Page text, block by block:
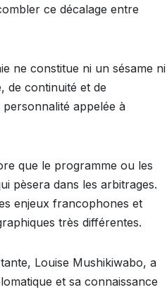
ce décalage entre
ne constitue ni un sésame ni
de continuité et de
appelée à
que le programme ou les
pèsera dans les arbitrages.
enjeux francophones et
très différentes.
Louise Mushikiwabo, a
et sa connaissance